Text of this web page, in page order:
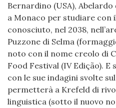
Bernardino (USA),
a Monaco per studiare con
conosciuto, nel 2038,
Puzzone di Selma
noto con il nome creolo di
Food Festival (IV Edição).
con le sue indagini svolte
permetterà a Krefeld di
linguistica (sotto il nuovo